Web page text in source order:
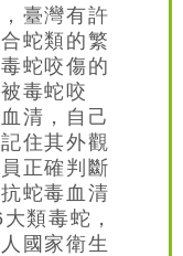
臺灣有許
蛇類的繁
蛇咬傷的
毒蛇咬
清，自己
住其外觀
正確判斷
蛇毒血清
類毒蛇，
國家衛生